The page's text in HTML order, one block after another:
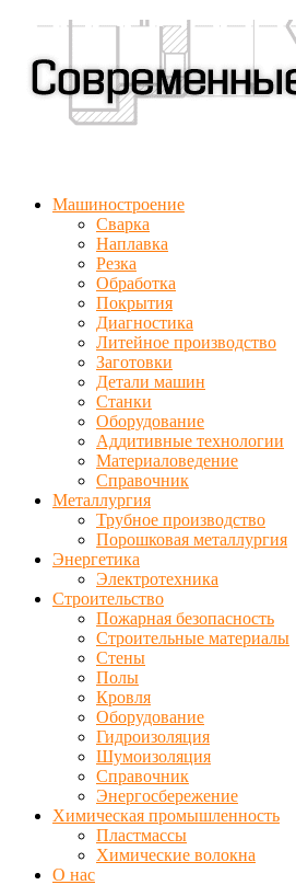
Машиностроение
Сварка
Наплавка
Резка
Обработка
Покрытия
Диагностика
Литейное производство
Заготовки
Детали машин
Станки
Оборудование
Аддитивные технологии
Материаловедение
Справочник
Металлургия
Трубное производство
Порошковая металлургия
Энергетика
Электротехника
Строительство
Пожарная безопасность
Строительные материалы
Стены
Полы
Кровля
Оборудование
Гидроизоляция
Шумоизоляция
Справочник
Энергосбережение
Химическая промышленность
Пластмассы
Химические волокна
О нас